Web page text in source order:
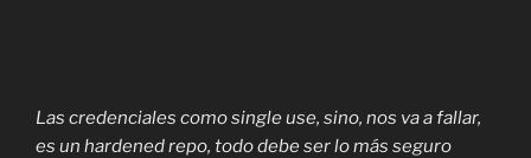
Las credenciales como single use, sino, nos va a fallar,
es un hardened repo, todo debe ser lo más seguro